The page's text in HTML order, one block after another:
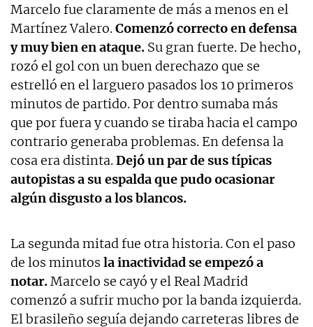
Marcelo fue claramente de más a menos en el
Martínez Valero.Comenzó correcto en defensa
y muy bien en ataque. Su gran fuerte. De hecho,
rozó el gol con un buen derechazo que se
estrelló en el larguero pasados los 10 primeros
minutos de partido. Por dentro sumaba más
que por fuera y cuando se tiraba hacia el campo
contrario generaba problemas. En defensa la
cosa era distinta.Dejó un par de sus típicas
autopistas a su espalda que pudo ocasionar
algún disgusto a los blancos.
La segunda mitad fue otra historia. Con el paso
de los minutos la inactividad se empezó a
notar.Marcelo se cayó y el Real Madrid
comenzó a sufrir mucho por la banda izquierda.
El brasileño seguía dejando carreteras libres de